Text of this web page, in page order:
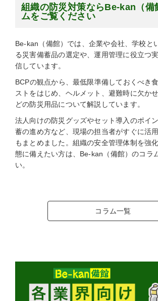
組織の防災対策ならBe-kan（備
ムをご覧ください
Be-kan（備館）では、企業や会社、学校と
る災害備蓄品の選定や、運用管理に役立つ
信しています。
BCPの観点から、最低限準備しておくべき
ストをはじめ、ヘルメット、避難時に欠か
どの防災用品について解説しています。
法人向けの防災グッズやセット導入のポイ
蓄の進め方など、現場の担当者がすぐに活
もまとめました。組織の安全管理体制を強
態に備えたい方は、Be-kan（備館）のコラ
い。
コラム一覧